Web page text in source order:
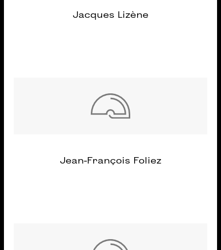
Jacques Lizène
Jean-François Foliez